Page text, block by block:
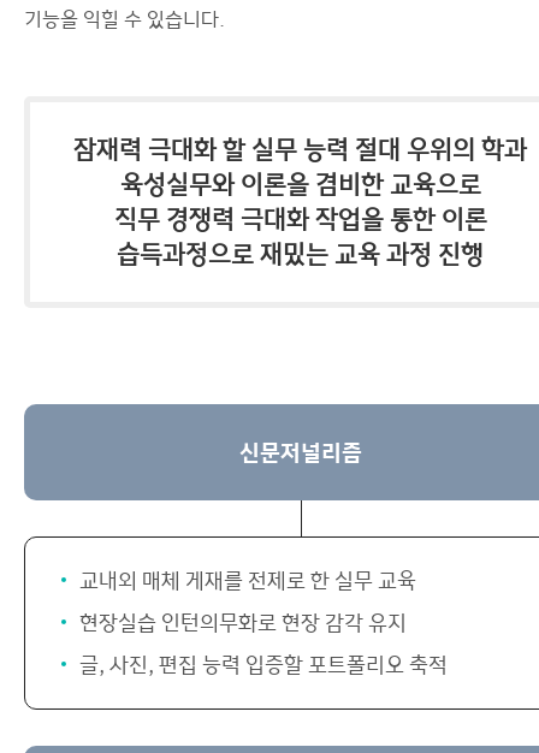
기능을 익힐 수 있습니다.
잠재력 극대화 할 실무 능력 절대 우위의 학과
육성실무와 이론을 겸비한 교육으로
직무 경쟁력 극대화 작업을 통한 이론
습득과정으로 재밌는 교육 과정 진행
신문저널리즘
교내외 매체 게재를 전제로 한 실무 교육
현장실습 인턴의무화로 현장 감각 유지
글, 사진, 편집 능력 입증할 포트폴리오 축적